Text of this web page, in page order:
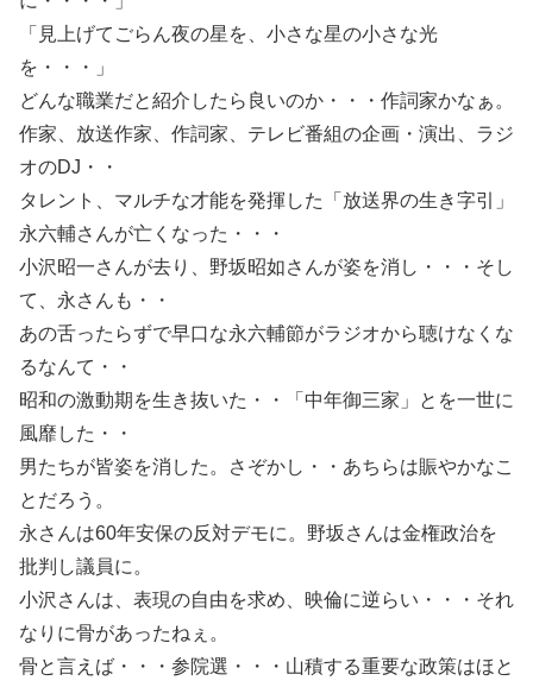
「見上げてごらん夜の星を、小さな星の小さな光
を・・・」
どんな職業だと紹介したら良いのか・・・作詞家かなぁ。
作家、放送作家、作詞家、テレビ番組の企画・演出、ラジ
オのDJ・・
タレント、マルチな才能を発揮した「放送界の生き字引」
永六輔さんが亡くなった・・・
小沢昭一さんが去り、野坂昭如さんが姿を消し・・・そし
て、永さんも・・
あの舌ったらずで早口な永六輔節がラジオから聴けなくな
るなんて・・
昭和の激動期を生き抜いた・・「中年御三家」とを一世に
風靡した・・
男たちが皆姿を消した。さぞかし・・あちらは賑やかなこ
とだろう。
永さんは60年安保の反対デモに。野坂さんは金権政治を
批判し議員に。
小沢さんは、表現の自由を求め、映倫に逆らい・・・それ
なりに骨があったねぇ。
骨と言えば・・・参院選・・・山積する重要な政策はほと